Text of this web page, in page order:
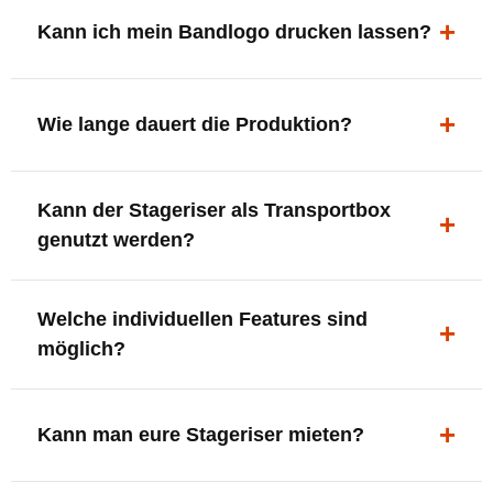
ergonomisch, sicher und gut sichtbar.
Kann ich mein Bandlogo drucken lassen?
deine Bühne, deine Marke.
Wie lange dauert die Produktion?
innerhalb Deutschlands kostenfrei.
Kann der Stageriser als Transportbox
genutzt werden?
oder Zubehör nutzen.
Welche individuellen Features sind
möglich?
XLR-Brücke / Schnittstelle
Setlist-Clip
Kann man eure Stageriser mieten?